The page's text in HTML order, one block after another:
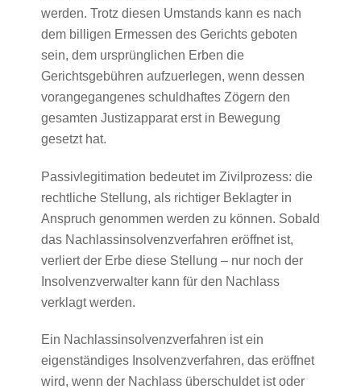
werden. Trotz diesen Umstands kann es nach
dem billigen Ermessen des Gerichts geboten
sein, dem ursprünglichen Erben die
Gerichtsgebühren aufzuerlegen, wenn dessen
vorangegangenes schuldhaftes Zögern den
gesamten Justizapparat erst in Bewegung
gesetzt hat.
Passivlegitimation bedeutet im Zivilprozess: die
rechtliche Stellung, als richtiger Beklagter in
Anspruch genommen werden zu können. Sobald
das Nachlassinsolvenzverfahren eröffnet ist,
verliert der Erbe diese Stellung – nur noch der
Insolvenzverwalter kann für den Nachlass
verklagt werden.
Ein Nachlassinsolvenzverfahren ist ein
eigenständiges Insolvenzverfahren, das eröffnet
wird, wenn der Nachlass überschuldet ist oder